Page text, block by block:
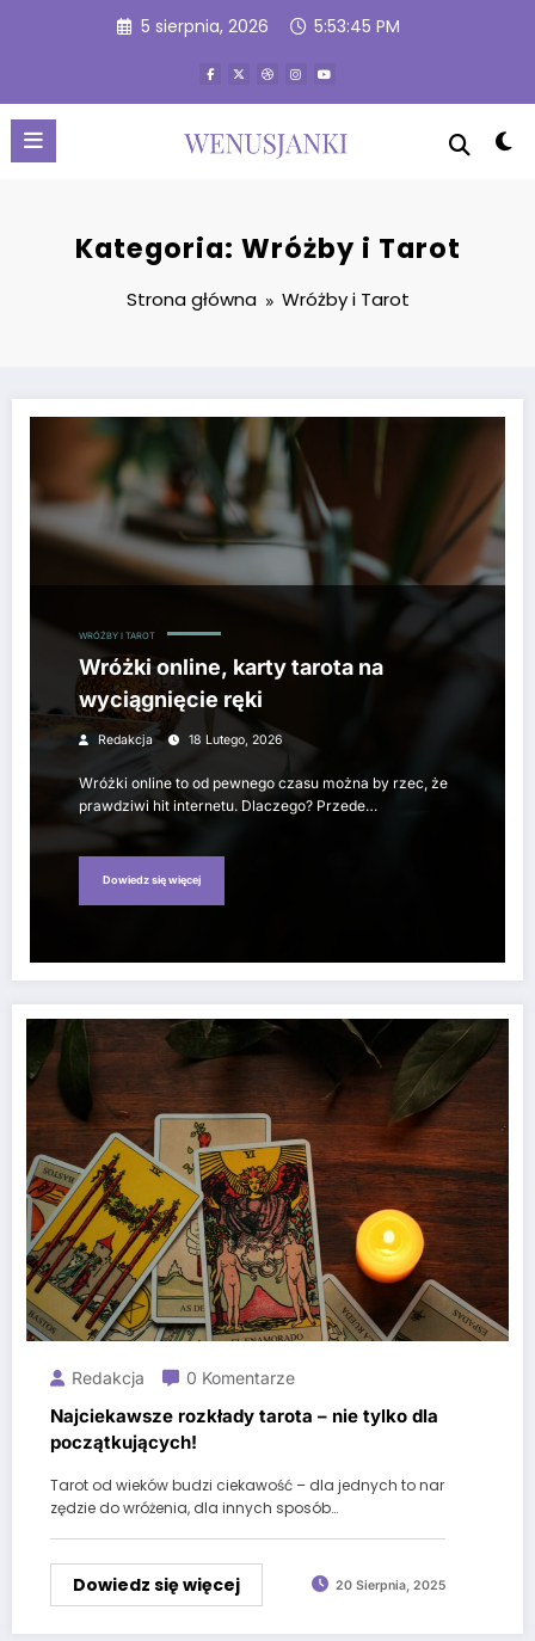
5 sierpnia, 2026 5:53:46 PM
Kategoria: Wróżby i Tarot
Strona główna Wróżby i Tarot
Wróżki online, karty tarota na wyciągnięcie ręki
WRÓŻBY I TAROT
Wróżki online, karty tarota na
wyciągnięcie ręki
Redakcja 18 Lutego, 2026
Wróżki online to od pewnego czasu można by rzec, że
prawdziwi hit internetu. Dlaczego? Przede…
Dowiedz się więcej
Redakcja 0 Komentarze
Najciekawsze rozkłady tarota – nie tylko dla
początkujących!
Tarot od wieków budzi ciekawość – dla jednych to nar
zędzie do wróżenia, dla innych sposób…
Dowiedz się więcej 20 Sierpnia, 2025